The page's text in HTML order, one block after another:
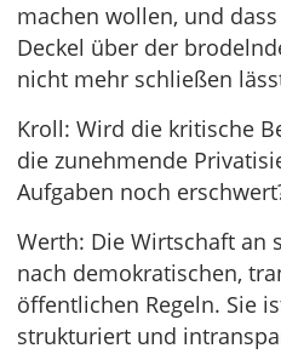
machen wollen, und
Deckel über der
nicht mehr schließen
Kroll: Wird die kritische
die zunehmende
Aufgaben noch
Werth: Die Wirtschaft an
nach demokratischen,
öffentlichen Regeln. Sie
strukturiert und